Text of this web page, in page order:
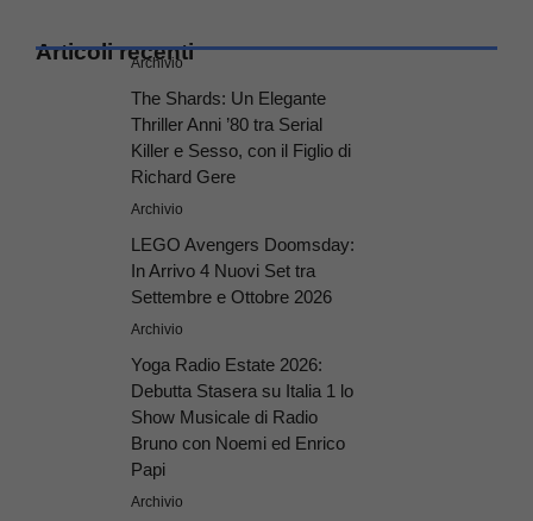
Articoli recenti
Archivio
The Shards: Un Elegante
Thriller Anni ’80 tra Serial
Killer e Sesso, con il Figlio di
Richard Gere
Archivio
LEGO Avengers Doomsday:
In Arrivo 4 Nuovi Set tra
Settembre e Ottobre 2026
Archivio
Yoga Radio Estate 2026:
Debutta Stasera su Italia 1 lo
Show Musicale di Radio
Bruno con Noemi ed Enrico
Papi
Archivio